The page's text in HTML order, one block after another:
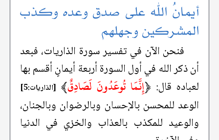
أيمانُ الله على صدق وعده وكذب
المشركين وجهلهم
فنحن الآن في تفسير سورة الذاريات، فبعد
أن ذكر الله في أول السورة أربعة أيمانٍ أقسم بها
لعباده قال: ﴿إِنَّمَا تُوعَدُونَ لَصَادِقٌ﴾ [الذاريات:5]
الوعد للمحسن بالإحسان وبالرضوان وبالجنان،
والوعيد للمكذب بالعذاب والخزي في الدنيا